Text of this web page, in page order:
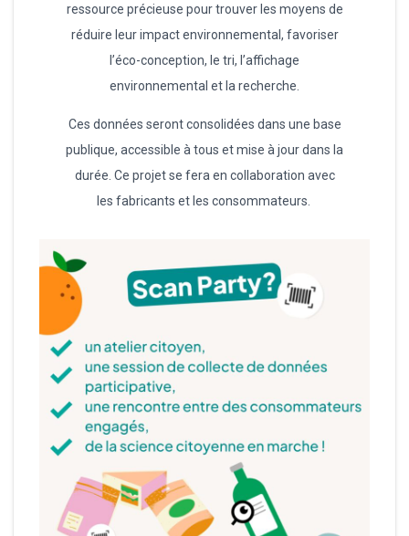
ressource précieuse pour trouver les moyens de
réduire leur impact environnemental, favoriser
l’éco-conception, le tri, l’affichage
environnemental et la recherche.
Ces données seront consolidées dans une base
publique, accessible à tous et mise à jour dans la
durée. Ce projet se fera en collaboration avec
les fabricants et les consommateurs.